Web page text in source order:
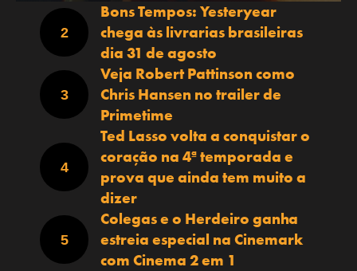
Bons Tempos: Yesteryear
chega às livrarias brasileiras
dia 31 de agosto
Veja Robert Pattinson como
Chris Hansen no trailer de
Primetime
Ted Lasso volta a conquistar o
coração na 4ª temporada e
prova que ainda tem muito a
dizer
Colegas e o Herdeiro ganha
estreia especial na Cinemark
com Cinema 2 em 1